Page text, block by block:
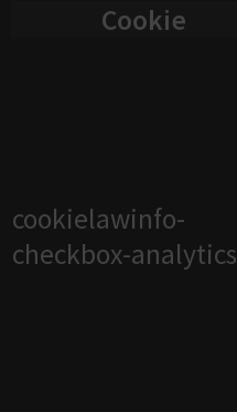
Cookie
cookielawinfo-
checkbox-analytics